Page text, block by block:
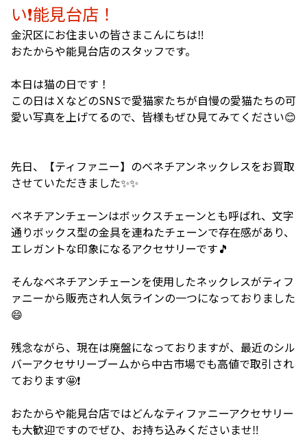
い❗️能見台店！
金沢区にお住まいの皆さまこんにちは‼️
おたからや能見台店のスタッフです。
本日は猫の日です！
この日はＸなどのSNSで愛猫家たちが自慢の愛猫たちの可
愛い写真を上げてるので、皆様もぜひ見てみてください😊
先日、【ティファニー】のベネチアンネックレスをお買取
させていただきました✨✨
ベネチアンチェーンはボックスチェーンとも呼ばれ、文字
通りボックス型の金具を連ねたチェーンで存在感があり、
エレガントな印象になるアクセサリーです🎵
そんなベネチアンチェーンを使用したネックレスがティフ
ァニーから販売され人気ラインの一つになっておりました
😄
残念ながら、現在は廃盤になっておりますが、最近のシル
バーアクセサリーブームから中古市場でも高値で取引され
ております🤩❗️
おたからや能見台店ではどんなティファニーアクセサリー
も大歓迎ですのでぜひ、お持ち込みくださいませ‼️